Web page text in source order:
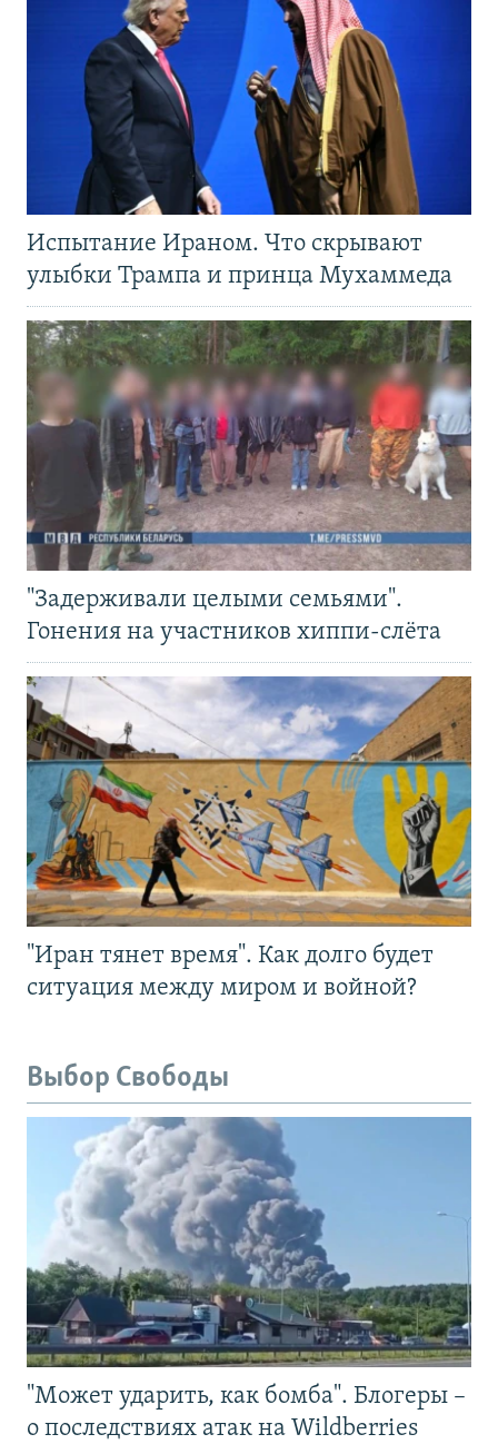
Испытание Ираном. Что скрывают
улыбки Трампа и принца Мухаммеда
"Задерживали целыми семьями".
Гонения на участников хиппи-слёта
"Иран тянет время". Как долго будет
ситуация между миром и войной?
Выбор Свободы
"Может ударить, как бомба". Блогеры –
о последствиях атак на Wildberries